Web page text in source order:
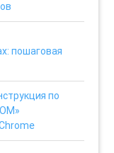
пошаговая
по